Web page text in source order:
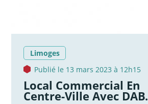
Limoges
Publié le 13 mars 2023 à 12h15
Local Commercial En
Centre-Ville Avec DAB.